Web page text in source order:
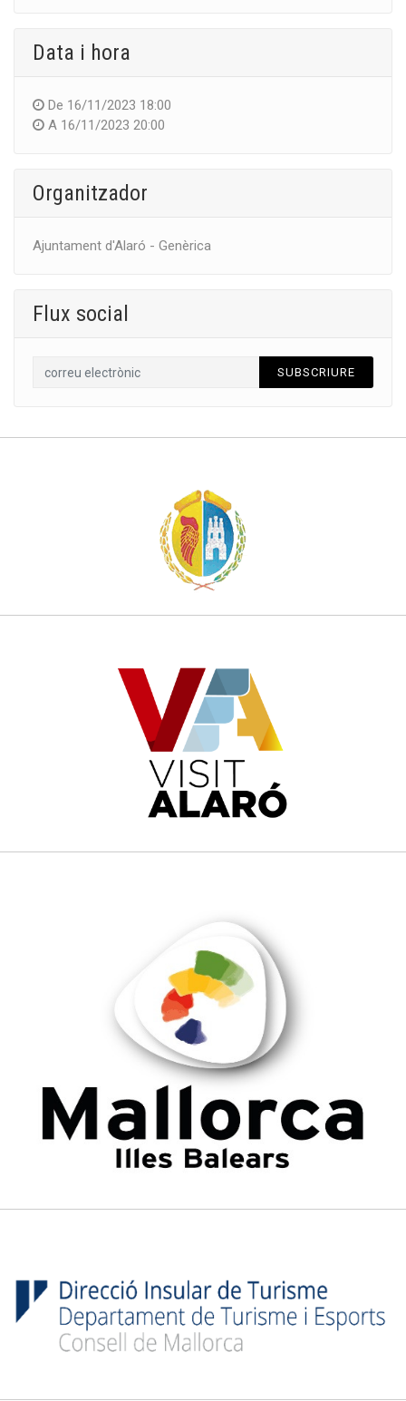
Data i hora
De 16/11/2023 18:00
A 16/11/2023 20:00
Organitzador
Ajuntament d'Alaró - Genèrica
Flux social
SUBSCRIURE